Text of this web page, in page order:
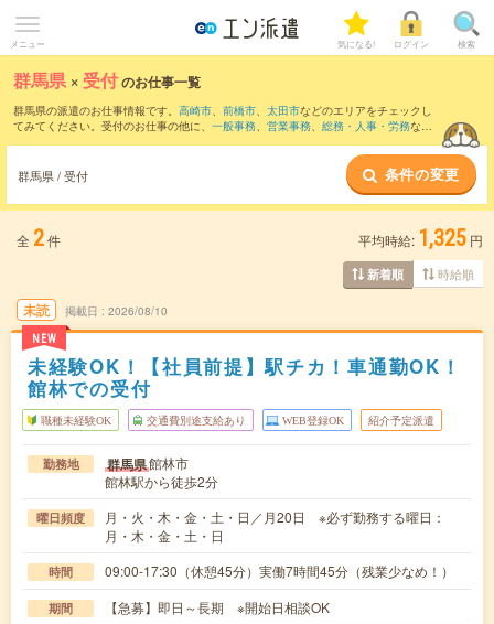
メニュー 気になる! ログイン 検索
群馬県 × 受付のお仕事一覧
群馬県の派遣のお仕事情報です。 高崎市、 前橋市、 太田市などのエリアをチェックし
てみてください。受付のお仕事の他に、 一般事務、 営業事務、 総務・人事・労務など
受付のお仕事とは？とは？
群馬県 / 受付 条件の変更
全 2件 平均時給: 1,325 円
新着順 時給順
未読
NEW
掲載日 2026/08/10
未経験OK！【社員前提】駅チカ！車通勤OK！
館林での受付
職種未経験OK 交通費別途支給あり WEB登録OK 紹介予定派遣
勤務地 群馬県館林市
館林駅から徒歩2分
曜日頻度
月・火・木・金・土・日／月20日 ※必ず勤務する曜日：
月・木・金・土・日
時間 09:00-17:30（休憩45分）実働7時間45分（残業少なめ！）
期間 【急募】即日～長期 ※開始日相談OK